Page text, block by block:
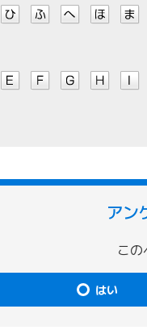
アン
こ
はい